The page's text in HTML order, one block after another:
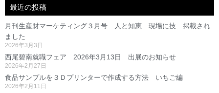
最近の投稿
月刊生産財マーケティング３月号 人と知恵 現場に技 掲載され
ました
2026年3月3日
西尾碧南就職フェア 2026年3月13日 出展のお知らせ
2026年2月27日
食品サンプルを３Ｄプリンターで作成する方法 いちご編
2026年2月11日